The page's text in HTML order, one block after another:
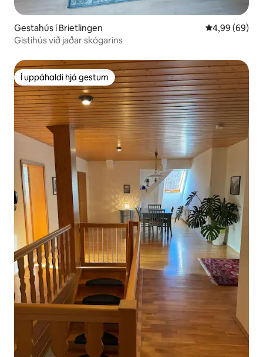
Gestahús í Brietlingen 4,99 af 5 í
4,99 (69)
Gistihús við jaðar skógarins
Í uppáhaldi hjá gestum
Í uppáhaldi hjá gestum